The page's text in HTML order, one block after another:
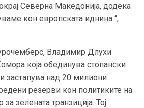
Северна Македонија, додека
кон европската иднина “,
Владимир Длухи
која обединува стопански
застапува над 20 милиони
резерви кон политиките на
зелената транзиција. Тој